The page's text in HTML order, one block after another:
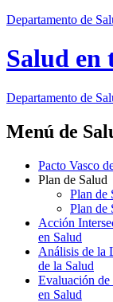
Departamento de
Salud en
Departamento de
Menú de
Pacto Vasco
Plan de Salud
Plan de
Plan de
Acción
en Salud
Análisis de la
de la Salud
Evaluación de
en Salud